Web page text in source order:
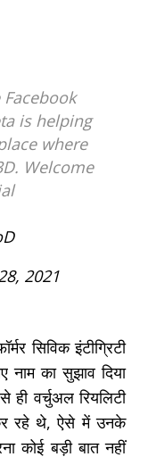
is helping
where
Welcome
2021
सिविक इंटीग्रिटी
का सुझाव दिया
ही वर्चुअल रियलिटी
रहे थे, ऐसे में उनके
कोई बड़ी बात नहीं